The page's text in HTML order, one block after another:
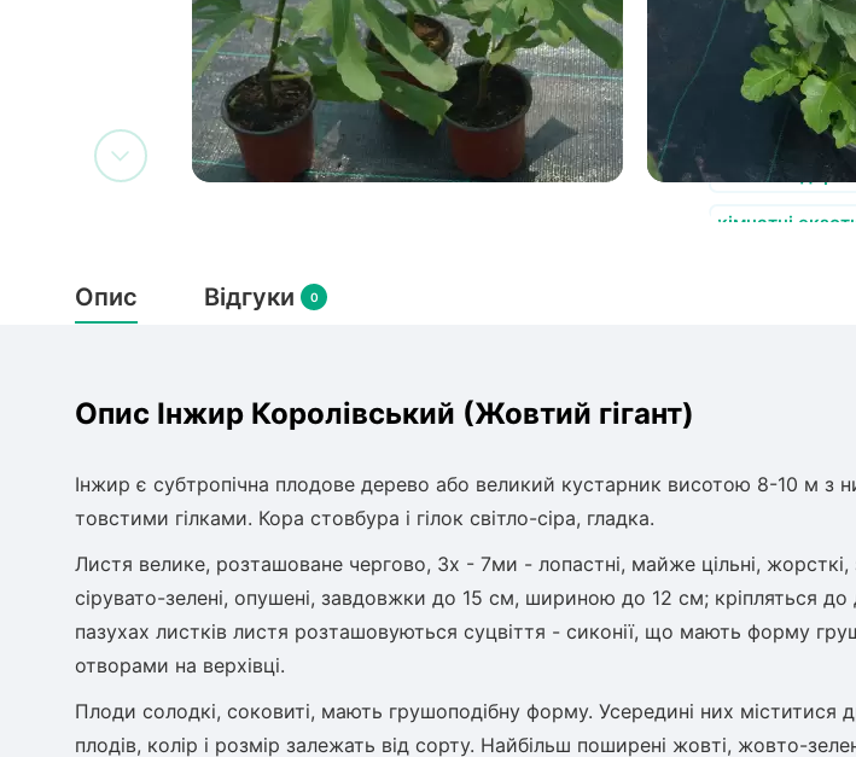
банани в
саджанці
лайм
лимонне
кімнатні
Опис Відгуки 0
Опис Інжир Королівський (Жовтий гігант)
Інжир є субтропічна плодове дерево або великий кустарник висотою 8-10 м з
товстими гілками. Кора стовбура і гілок світло-сіра, гладка.
Листя велике, розташоване чергово, 3х - 7ми - лопастні, майже цільні, жорсткі,
сірувато-зелені, опушені, завдовжки до 15 см, шириною до 12 см; кріпляться
пазухах листків листя розташовуються суцвіття - сиконії, що мають форму
отворами на верхівці.
Плоди солодкі, соковиті, мають грушоподібну форму. Усередині них міститися
плодів, колір і розмір залежать від сорту. Найбільш поширені жовті, жовто-